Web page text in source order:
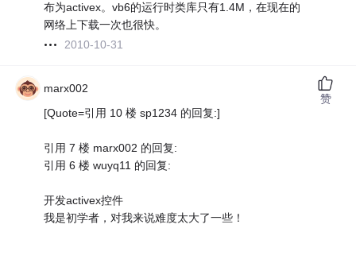
布为activex。vb6的运行时类库只有1.4M，在现在的
网络上下载一次也很快。
2010-10-31
marx002
[Quote=引用 10 楼 sp1234 的回复:]
引用 7 楼 marx002 的回复:
引用 6 楼 wuyq11 的回复:
开发activex控件
我是初学者，对我来说难度太大了一些！
赞